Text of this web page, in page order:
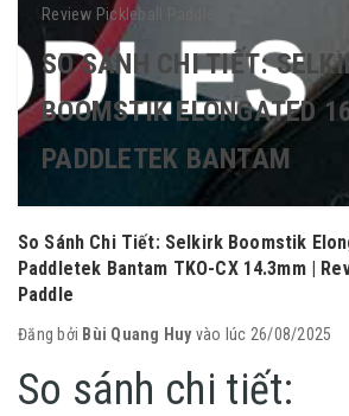
Review Pickleball Paddle
SO SÁNH CHI TIẾT:
BOOMSTIK ELONGATED
PADDLETEK BANTAM
So Sánh Chi Tiết: Selkirk Boomstik
Paddletek Bantam TKO-CX 14.3mm |
Paddle
Đăng bởi Bùi Quang Huy vào lúc 26/08/2025
So sánh chi tiết: